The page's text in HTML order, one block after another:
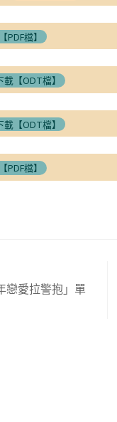
PDF檔】
載【ODT檔】
載【ODT檔】
PDF檔】
戀愛拉警抱」單